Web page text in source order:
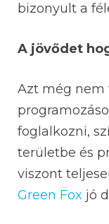
bizonyult a
A jövődet
Azt még nem
foglalkozni,
területbe és
viszont
Green Fox jó